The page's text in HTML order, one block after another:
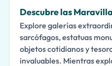
Descubre las
Explore galerías
sarcófagos, estatuas
objetos cotidianos y
invaluables. Mientras